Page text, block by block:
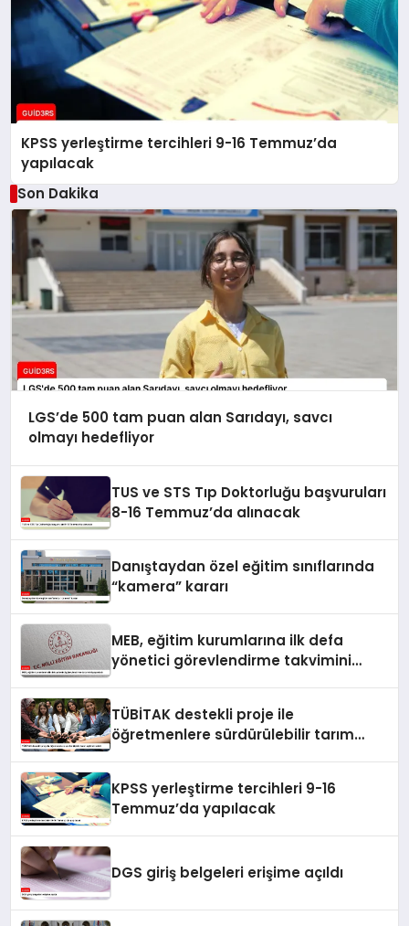
KPSS yerleştirme tercihleri 9-16 Temmuz’da
yapılacak
Son Dakika
LGS’de 500 tam puan alan Sarıdayı, savcı
olmayı hedefliyor
TUS ve STS Tıp Doktorluğu başvuruları
8-16 Temmuz’da alınacak
Danıştaydan özel eğitim sınıflarında
“kamera” kararı
MEB, eğitim kurumlarına ilk defa
yönetici görevlendirme takvimini
TÜBİTAK destekli proje ile
öğretmenlere sürdürülebilir tarım
KPSS yerleştirme tercihleri 9-16
Temmuz’da yapılacak
DGS giriş belgeleri erişime açıldı